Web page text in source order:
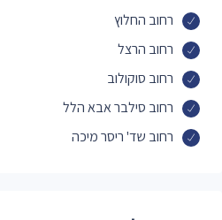
רחוב החלוץ
רחוב הרצל
רחוב סוקולוב
רחוב סילבר אבא הלל
רחוב שד' ריסר מיכה